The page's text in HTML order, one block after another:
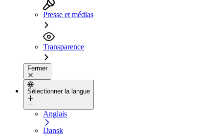
Presse et médias
Transparence
Fermer
Sélectionner la langue
Anglais
Dansk